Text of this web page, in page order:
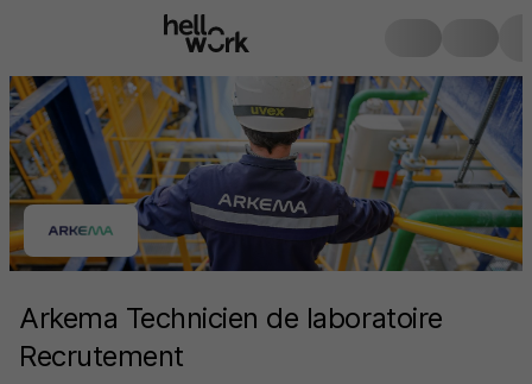
Arkema Technicien de laboratoire
Recrutement